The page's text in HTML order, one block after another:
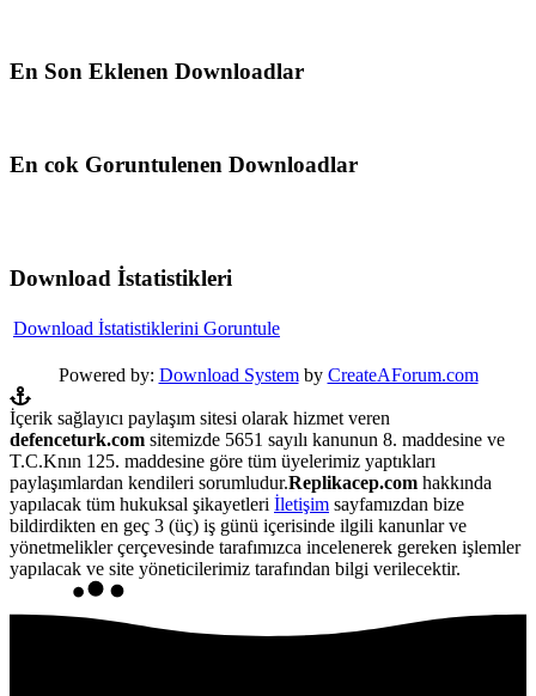
En Son Eklenen Downloadlar
En cok Goruntulenen Downloadlar
Download İstatistikleri
Download İstatistiklerini Goruntule
Powered by: Download Systemby CreateAForum.com
İçerik sağlayıcı paylaşım sitesi olarak hizmet veren
defenceturk.com sitemizde 5651 sayılı kanunun 8. maddesine ve
T.C.Knın 125. maddesine göre tüm üyelerimiz yaptıkları
paylaşımlardan kendileri sorumludur.Replikacep.com hakkında
yapılacak tüm hukuksal şikayetleri İletişim sayfamızdan bize
bildirdikten en geç 3 (üç) iş günü içerisinde ilgili kanunlar ve
yönetmelikler çerçevesinde tarafımızca incelenerek gereken işlemler
yapılacak ve site yöneticilerimiz tarafından bilgi verilecektir.